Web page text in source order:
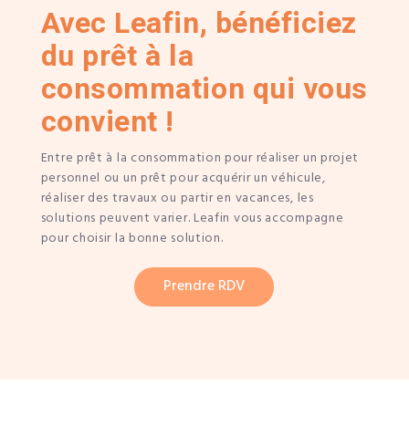
Avec Leafin, bénéficiez
du prêt à la
consommation qui vous
convient !
Entre prêt à la consommation pour réaliser un projet
personnel ou un prêt pour acquérir un véhicule,
réaliser des travaux ou partir en vacances, les
solutions peuvent varier. Leafin vous accompagne
pour choisir la bonne solution.
Prendre RDV